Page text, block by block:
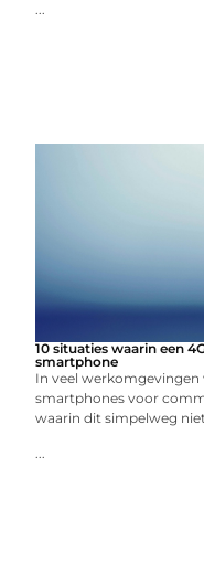
...
10 situaties waarin een
smartphone
In veel
smartphones voor
waarin dit simpelweg
...